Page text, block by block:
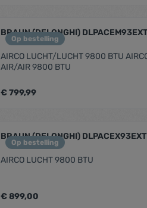
Op bestelling
BRAUN (DELONGHI)
AIRCO LUCHT/LUCHT 9800 BTU
AIR/AIR 9800 BTU
€ 799,99
Op bestelling
BRAUN (DELONGHI)
AIRCO LUCHT 9800 BTU
€ 899,00